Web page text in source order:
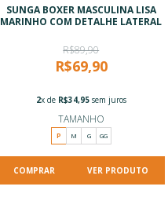
SUNGA BOXER MASCULINA LISA
MARINHO COM DETALHE LATERAL
R$89,90
R$69,90
2x de R$34,95sem juros
TAMANHO
P M G GG
VER PRODUTO